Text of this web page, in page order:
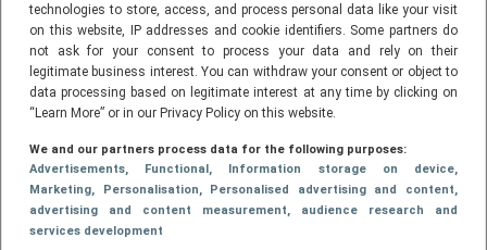
technologies to store, access, and process personal data like your visit
on this website, IP addresses and cookie identifiers. Some partners do
not ask for your consent to process your data and rely on their
legitimate business interest. You can withdraw your consent or object to
data processing based on legitimate interest at any time by clicking on
“Learn More” or in our Privacy Policy on this website.
We and our partners process data for the following purposes:
Advertisements, Functional , Information storage on device,
Marketing, Personalisation, Personalised advertising and content,
advertising and content measurement, audience research and
services development
Wow: dit is dus het gemiddelde
aantal bedpartners van mannen (en
van vrouwen)
VORIGEPAGE PAGEPAGEPagePAGE
… PAGE
80 VOLGENDE